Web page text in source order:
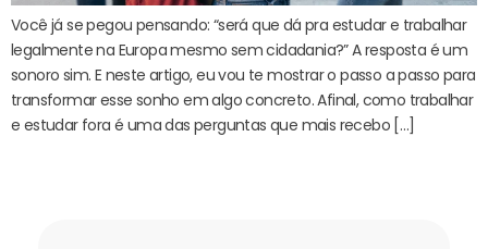
Você já se pegou pensando: “será que dá pra estudar e trabalhar
legalmente na Europa mesmo sem cidadania?” A resposta é um
sonoro sim. E neste artigo, eu vou te mostrar o passo a passo para
transformar esse sonho em algo concreto. Afinal, como trabalhar
e estudar fora é uma das perguntas que mais recebo […]